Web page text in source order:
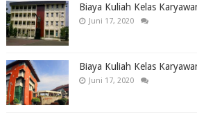
Biaya Kuliah Kelas
Juni 17, 2020
Biaya Kuliah Kelas
Juni 17, 2020